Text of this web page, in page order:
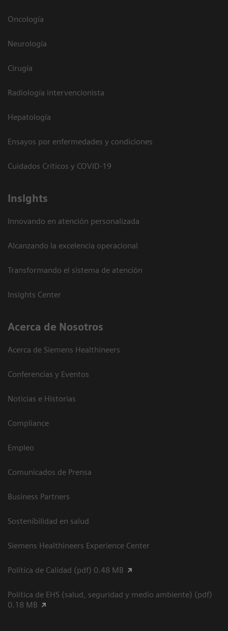
Oncología
Neurología
Cirugía
Radiología intervencionista
Hepatología
Ensayos por enfermedades y condiciones
Cuidados Críticos y COVID-19
Insights
Innovando en atención personalizada
Alcanzando la excelencia operacional
Transformando el sistema de atención
Insights Center
Acerca de Nosotros
Acerca de Siemens Healthineers
Conferencias y Eventos
Noticias e Historias
Compliance
Empleo
Comunicados de Prensa
Business Partners
Sostenibilidad en salud
Siemens Healthineers Experience Center
Política de Calidad (pdf) 0.48 MB
Política de EHS (salud, seguridad y medio ambiente) (pdf)
0.18 MB